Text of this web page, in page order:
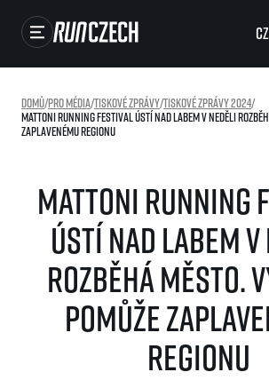
Výsledky
RunCzech Store
Running Mall
Běžecké série
Běžecká liga
Domů/Pro média/Tiskové zprávy/Tiskové zprávy 2024/
Mattoni Running Festival Ústí nad Labem v neděli
zaplavenému regionu
Mattoni Running
Ústí nad Labem
rozběhá město.
pomůže
regionu